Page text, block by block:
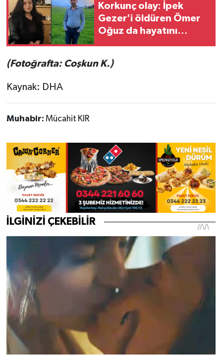
Korkunç olay: İpek
Gezer'i öldüren Ömer
Oğuz da hayatını
(Fotoğrafta: Coşkun K.)
Kaynak: DHA
Muhabir: Mücahit KIR